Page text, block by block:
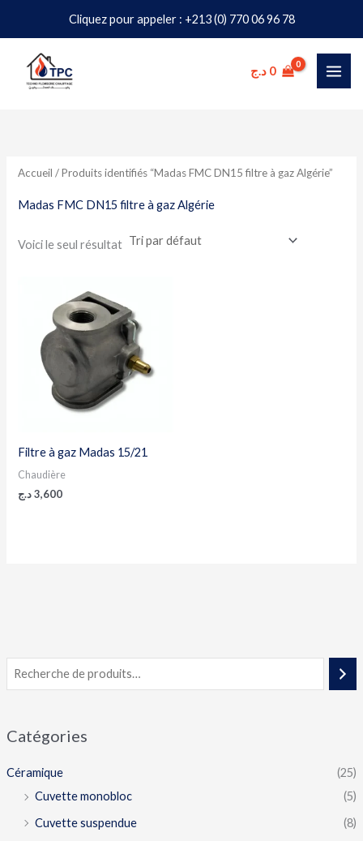
Cliquez pour appeler : +213 (0) 770 06 96 78
contenu
0 د.ج
Catégories
Céramique
(25)
Cuvette monobloc
(5)
Cuvette suspendue
(8)
Accueil / Produits identifiés “Madas FMC DN15 filtre à gaz Algérie”
Madas FMC DN15 filtre à gaz Algérie
Voici le seul résultat
Filtre à gaz Madas 15/21
Chaudière
3,600 د.ج